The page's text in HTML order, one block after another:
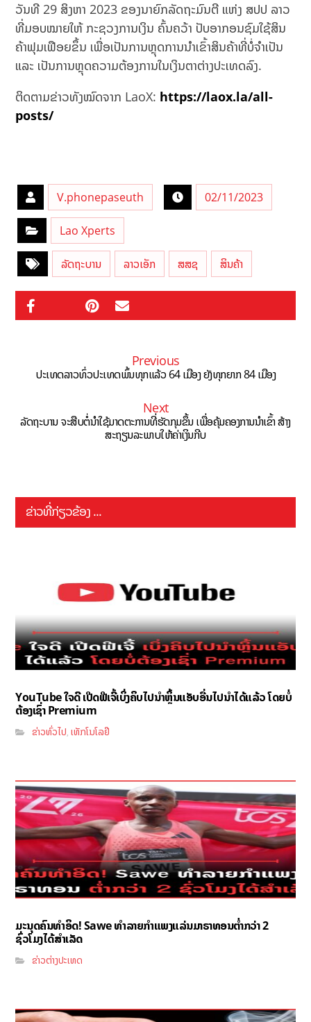
ວັນທີ 29 ສິງຫາ 2023 ຂອງນາຍົກລັດຖະມົນຕີ ແຫ່ງ ສປປ ລາວ
ທີ່ມອບໝາຍໃຫ້ ກະຊວງການເງິນ ຄົ້ນຄວ້າ ປັບອາກອນຊົມໃຊ້ສິນ
ຄ້າຟຸມເຟືອຍຂຶ້ນ ເພື່ອເປັນການຫຼຸດການນຳເຂົ້າສິນຄ້າທີ່ບໍ່ຈຳເປັນ
ແລະ ເປັນການຫຼຸດຄວາມຕ້ອງການໃນເງິນຕາຕ່າງປະເທດລົງ.
ຕິດຕາມຂ່າວທັງໝົດຈາກ LaoX: https://laox.la/all-
posts/
V.phonepaseuth 02/11/2023
Lao Xperts
ລັດຖະບານ ລາວເອັກ ສສຊ ສິນຄ້າ
Previous
ປະເທດລາວທົ່ວປະເທດພົ້ນທຸກແລ້ວ 64 ເມືອງ ຍັງທຸກຍາກ 84 ເມືອງ
Next
ລັດຖະບານ ຈະສືບຕໍ່ນຳໃຊ້ມາດຕະການທີ່ຮັດກຸມຂຶ້ນ ເພື່ອຄຸ້ມຄອງການນຳເຂົ້າ ສ້າງ
ສະຖຽນລະພາບໃຫ້ຄ່າເງິນກີບ
ຂ່າວທີ່ກ່ຽວຂ້ອງ ...
YouTube ໃຈດີ ເປີດຟີເຈີ້ເບິ່ງຄິບໄປນຳຫຼິ້ນແອັບອື່ນໄປນຳໄດ້ແລ້ວ ໂດຍບໍ່
ຕ້ອງເຊົ່າ Premium
ຂ່າວທົ່ວໄປ,ເທັກໂນໂລຢີ
ມະນຸດຄົນທຳອິດ! Sawe ທຳລາຍກຳແພງແລ່ນມາຣາທອນຕ່ຳກວ່າ 2
ຊົ່ວໂມງໄດ້ສຳເລັດ
ຂ່າວຕ່າງປະເທດ